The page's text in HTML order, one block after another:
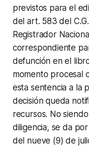
previstos para el
del art. 583 del
Registrador
correspondiente
defunción en el
momento procesal
esta sentencia a la
decisión queda
recursos. No
diligencia, se da por
del nueve (9) de